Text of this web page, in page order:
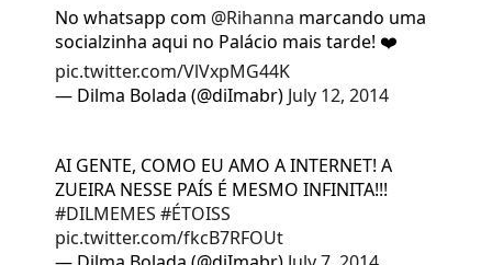
No whatsapp com @Rihanna marcando uma
socialzinha aqui no Palácio mais tarde! ❤️
pic.twitter.com/VlVxpMG44K
— Dilma Bolada (@diImabr) July 12, 2014
AI GENTE, COMO EU AMO A INTERNET! A
ZUEIRA NESSE PAÍS É MESMO INFINITA!!!
#DILMEMES #ÉTOISS
pic.twitter.com/fkcB7RFOUt